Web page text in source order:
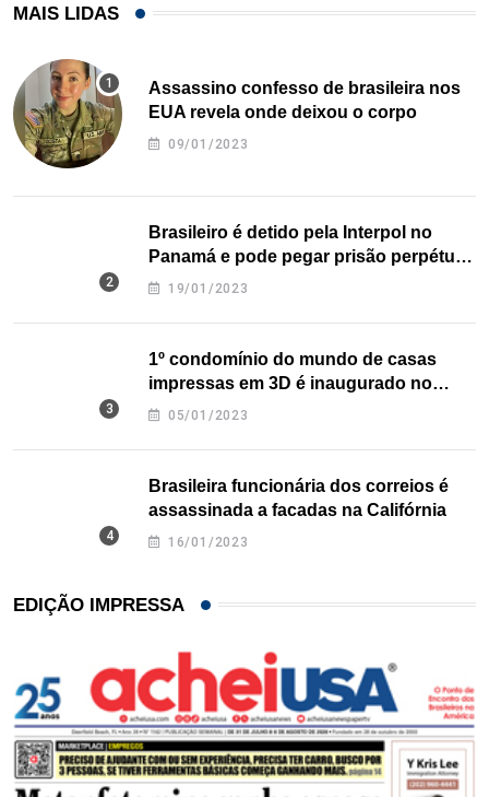
MAIS LIDAS
Assassino confesso de brasileira nos
EUA revela onde deixou o corpo
09/01/2023
Brasileiro é detido pela Interpol no
Panamá e pode pegar prisão perpétua
nos EUA
19/01/2023
1º condomínio do mundo de casas
impressas em 3D é inaugurado no
Texas
05/01/2023
Brasileira funcionária dos correios é
assassinada a facadas na Califórnia
16/01/2023
EDIÇÃO IMPRESSA